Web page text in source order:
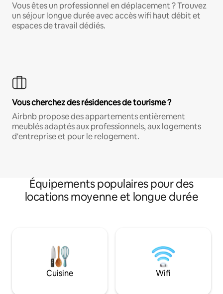
Vous êtes un professionnel en déplacement ? Trouvez
un séjour longue durée avec accès wifi haut débit et
espaces de travail dédiés.
Vous cherchez des résidences de tourisme ?
Airbnb propose des appartements entièrement
meublés adaptés aux professionnels, aux logements
d'entreprise et pour le relogement.
Équipements populaires pour des
locations moyenne et longue durée
Cuisine Wifi